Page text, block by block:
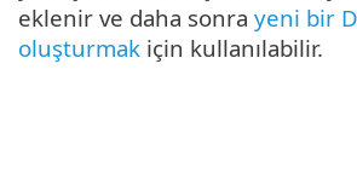
eklenir ve daha sonra yeni bir
oluşturmak için kullanılabilir.